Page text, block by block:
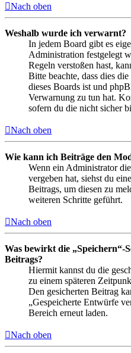
Nach oben
Weshalb wurde ich verwarnt?
In jedem Board gibt es
Administration festgelegt
Regeln verstoßen hast,
Bitte beachte, dass dies
dieses Boards ist und
Verwarnung zu tun hat.
sofern du die nicht sicher
Nach oben
Wie kann ich Beiträge den
Wenn ein Administrator
vergeben hat, siehst du
Beitrags, um diesen zu
weiteren Schritte geführt.
Nach oben
Was bewirkt die „Speichern“-
Beitrags?
Hiermit kannst du die
zu einem späteren
Den gesicherten Beitrag
„Gespeicherte Entwürfe
Bereich erneut laden.
Nach oben